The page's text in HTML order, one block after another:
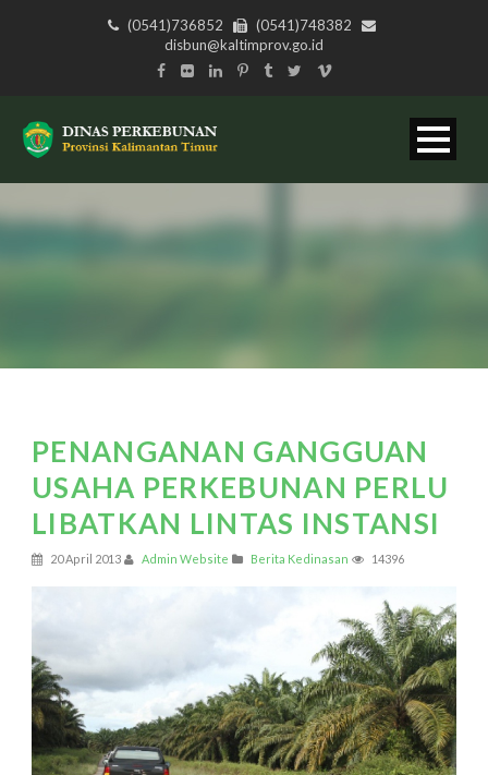
(0541)736852
(0541)748382
disbun@kaltimprov.go.id
PENANGANAN GANGGUAN
USAHA PERKEBUNAN PERLU
LIBATKAN LINTAS INSTANSI
20 April 2013 Admin Website Berita Kedinasan 14396